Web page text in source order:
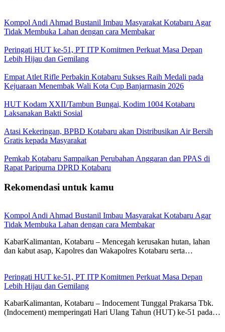
Kompol Andi Ahmad Bustanil Imbau Masyarakat Kotabaru Agar
Tidak Membuka Lahan dengan cara Membakar
Peringati HUT ke-51, PT ITP Komitmen Perkuat Masa Depan
Lebih Hijau dan Gemilang
Empat Atlet Rifle Perbakin Kotabaru Sukses Raih Medali pada
Kejuaraan Menembak Wali Kota Cup Banjarmasin 2026
HUT Kodam XXII/Tambun Bungai, Kodim 1004 Kotabaru
Laksanakan Bakti Sosial
Atasi Kekeringan, BPBD Kotabaru akan Distribusikan Air Bersih
Gratis kepada Masyarakat
Pemkab Kotabaru Sampaikan Perubahan Anggaran dan PPAS di
Rapat Paripurna DPRD Kotabaru
Rekomendasi untuk kamu
Kompol Andi Ahmad Bustanil Imbau Masyarakat Kotabaru Agar
Tidak Membuka Lahan dengan cara Membakar
KabarKalimantan, Kotabaru – Mencegah kerusakan hutan, lahan
dan kabut asap, Kapolres dan Wakapolres Kotabaru serta…
Peringati HUT ke-51, PT ITP Komitmen Perkuat Masa Depan
Lebih Hijau dan Gemilang
KabarKalimantan, Kotabaru – Indocement Tunggal Prakarsa Tbk.
(Indocement) memperingati Hari Ulang Tahun (HUT) ke-51 pada…